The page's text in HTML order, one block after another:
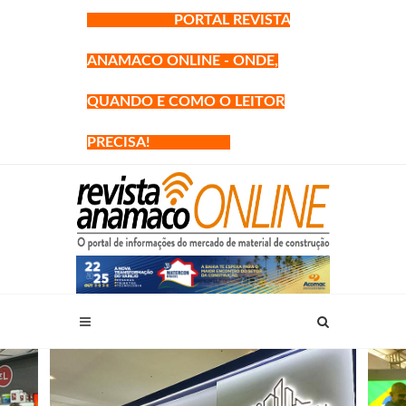
PORTAL REVISTA
ANAMACO ONLINE - ONDE,
QUANDO E COMO O LEITOR
PRECISA!